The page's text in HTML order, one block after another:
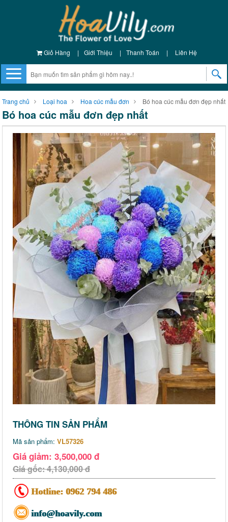
Giỏ Hàng | Giới Thiệu | Thanh Toán | Liên Hệ
Trang chủ Loại hoa Hoa cúc mẫu đơn Bó hoa cúc mẫu đơn đẹp nhất
Bó hoa cúc mẫu đơn đẹp nhất
THÔNG TIN SẢN PHẨM
Mã sản phẩm: VL57326
Giá giảm: 3,500,000 đ
Giá gốc: 4,130,000 đ
Hotline: 0962 794 486
info@hoavily.com